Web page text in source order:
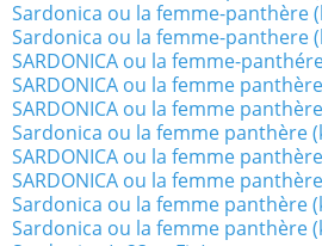
Sardonica ou la femme-panthère
Sardonica ou la femme-panthere
SARDONICA ou la femme-
SARDONICA ou la femme
SARDONICA ou la femme
Sardonica ou la femme panthère
SARDONICA ou la femme
SARDONICA ou la femme
Sardonica ou la femme panthère
Sardonica ou la femme panthère